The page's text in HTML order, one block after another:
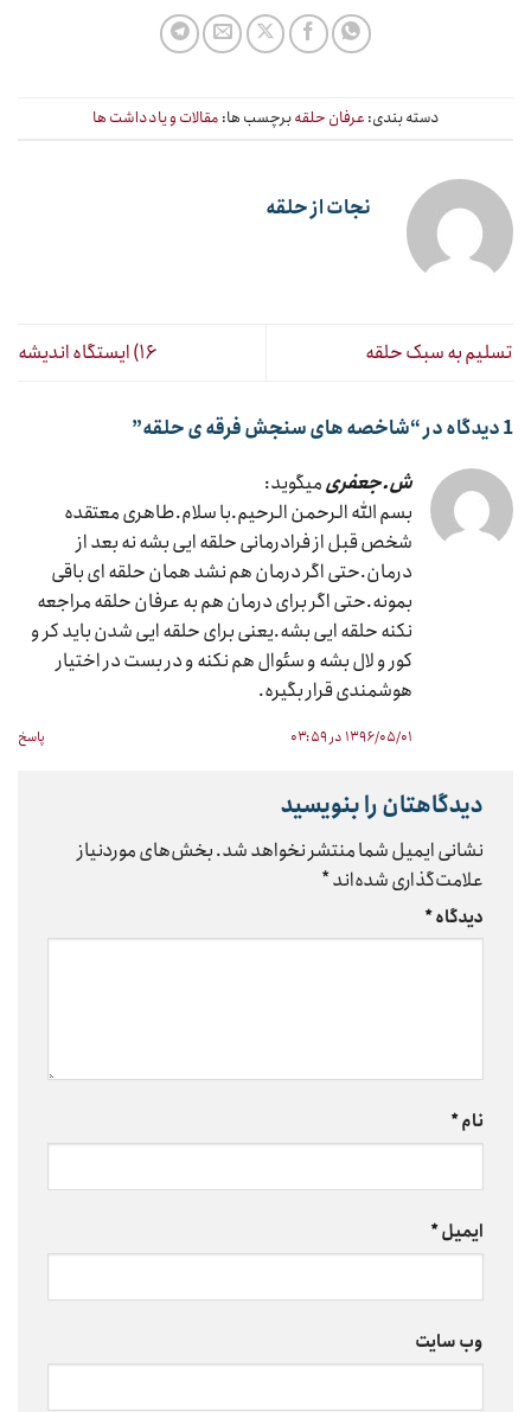
دسته بندی: عرفان حلقهبرچسب ها: مقالات و یادداشت ها
نجات از حلقه
تسلیم به سبک حلقه ۱۶) ایستگاه اندیشه
1 دیدگاه در “ شاخصه های سنجش فرقه ی حلقه”
ش.جعفریمیگوید:
بسم الله الرحمن الرحیم.با سلام.طاهری معتقده
شخص قبل از فرادرمانی حلقه ایی بشه نه بعد از
درمان.حتی اگر درمان هم نشد همان حلقه ای باقی
بمونه.حتی اگر برای درمان هم به عرفان حلقه مراجعه
نکنه حلقه ایی بشه.یعنی برای حلقه ایی شدن باید کر و
کور و لال بشه و سئوال هم نکنه و در بست در اختیار
هوشمندی قرار بگیره.
۱۳۹۶/۰۵/۰۱ در ۰۳:۵۹ پاسخ
دیدگاهتان را بنویسید
نشانی ایمیل شما منتشر نخواهد شد.بخش‌های موردنیاز
علامت‌گذاری شده‌اند*
دیدگاه*
نام*
ایمیل*
وب‌ سایت